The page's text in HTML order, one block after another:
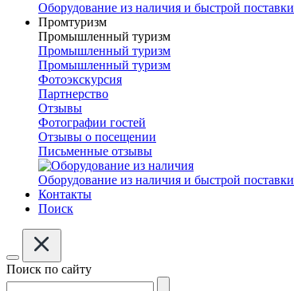
Оборудование из наличия и быстрой поставки
Промтуризм
Промышленный туризм
Промышленный туризм
Промышленный туризм
Фотоэкскурсия
Партнерство
Отзывы
Фотографии гостей
Отзывы о посещении
Письменные отзывы
Оборудование из наличия и быстрой поставки
Контакты
Поиск
Поиск по сайту